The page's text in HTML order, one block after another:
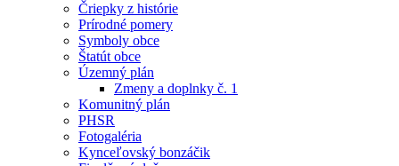
Čriepky z histórie
Prírodné pomery
Symboly obce
Štatút obce
Územný plán
Zmeny a doplnky č. 1
Komunitný plán
PHSR
Fotogaléria
Kynceľovský bonzáčik